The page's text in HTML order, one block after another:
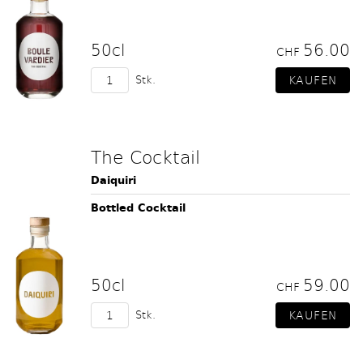
50cl CHF 56.00
Stk.
The Cocktail
Daiquiri
Bottled Cocktail
50cl CHF 59.00
Stk.